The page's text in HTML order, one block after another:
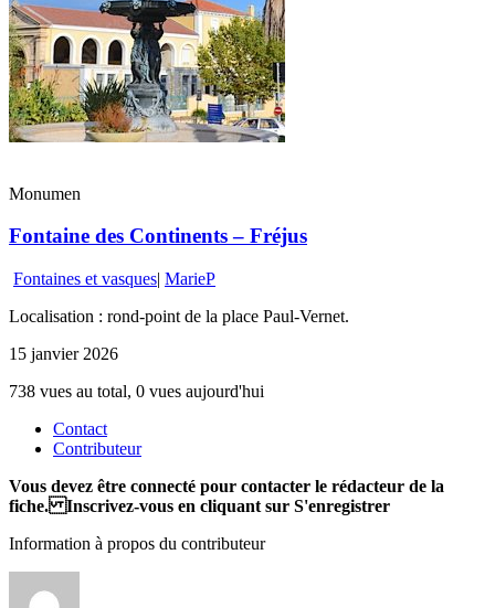
Monumen
Fontaine des Continents – Fréjus
Fontaines et vasques| MarieP
Localisation : rond-point de la place Paul-Vernet.
15 janvier 2026
738 vues au total, 0 vues aujourd'hui
Contact
Contributeur
Vous devez être connecté pour contacter le rédacteur de la
fiche. Inscrivez-vous en cliquant sur S'enregistrer
Information à propos du contributeur